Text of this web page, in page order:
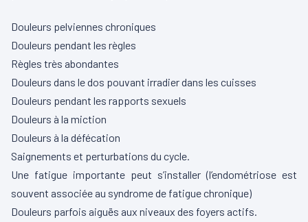
Douleurs pelviennes chroniques
Douleurs pendant les règles
Règles très abondantes
Douleurs dans le dos pouvant irradier dans les cuisses
Douleurs pendant les rapports sexuels
Douleurs à la miction
Douleurs à la défécation
Saignements et perturbations du cycle.
Une fatigue importante peut s’installer (l’endométriose est
souvent associée au syndrome de fatigue chronique)
Douleurs parfois aiguës aux niveaux des foyers actifs.